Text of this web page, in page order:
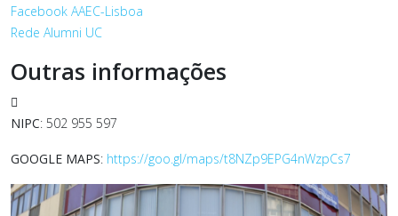
Facebook AAEC-Lisboa
Rede Alumni UC
Outras informações
NIPC: 502 955 597
GOOGLE MAPS: https://goo.gl/maps/t8NZp9EPG4nWzpCs7